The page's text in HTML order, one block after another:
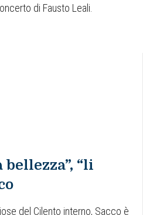
di Fausto Leali.
bellezza”, “li
del Cilento interno, Sacco è